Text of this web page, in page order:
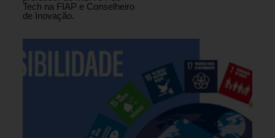
Tech na FIAP e Conselheiro
de Inovação.